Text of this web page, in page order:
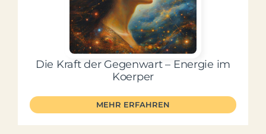
Mein Account
Facebook
Die Kraft der Gegenwart – Energie im
Koerper
MEHR ERFAHREN